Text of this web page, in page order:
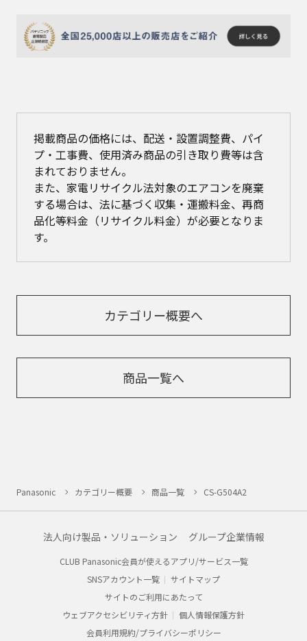
掲載商品の価格には、配送・設置調整費、パイ
プ・工事費、使用済み商品の引き取り費等は含
まれておりません。
また、家電リサイクル法対象のエアコンを廃棄
する場合は、法に基づく収集・運搬料金、再商
品化等料金（リサイクル料金）が必要となりま
す。
カテゴリー概要へ
商品一覧へ
Panasonic カテゴリー概要 商品一覧 CS-G504A2
法人向け製品・ソリューション グループ企業情報
CLUB Panasonic会員が使えるアプリ/サービス一覧
SNSアカウント一覧
サイトマップ
サイトのご利用にあたって
ウェブアクセシビリティ方針
個人情報保護方針
会員利用規約/プライバシーポリシー